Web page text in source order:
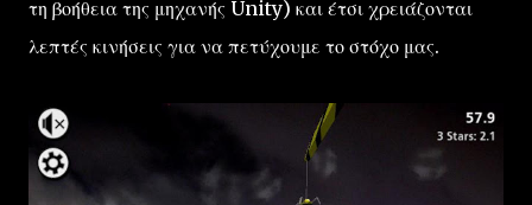
τη βοήθεια της μηχανής Unity) και έτσι χρειάζονται
λεπτές κινήσεις για να πετύχουμε το στόχο μας.